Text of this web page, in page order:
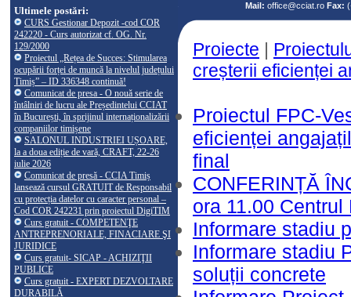
Ultimele postări:
CURS Gestionar Depozit -cod COR
242220 - Curs autorizat cf. OG. Nr.
129/2000
Proiectul „Rețea de Succes: Stimularea
ocupării forței de muncă la nivelul județului
Timiș” – ID 336348 continuă!
Comunicat de presa - O nouă serie de
întâlniri de lucru ale Președintelui CCIAT
în București, în sprijinul internaționalizării
companiilor timișene
SALONUL INDUSTRIEI UȘOARE,
la a doua ediție de vară, CRAFT, 22-26
iulie 2026
Comunicat de presă - CCIA Timiș
lansează cursul GRATUIT de Responsabil
cu protecția datelor cu caracter personal –
Cod COR 242231 prin proiectul DigiTIM
Curs gratuit - COMPETENŢE
ANTREPRENORIALE, FINACIARE ŞI
JURIDICE
Curs gratuit- SICAP - ACHIZIŢII
PUBLICE
Curs gratuit - EXPERT DEZVOLTARE
DURABILĂ
Mail: office@cciat.ro Fax:
Proiecte |
creșterii eficienței
Proiectul FPC-
eficienței
final
CONFERINȚĂ
ora 11.00
Informare stadiu
Informare stadiu
soluții concrete